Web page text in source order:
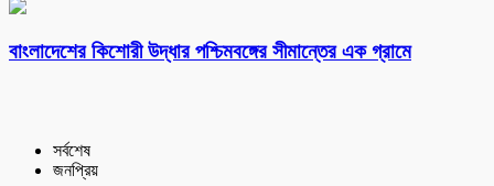
বাংলাদেশের কিশোরী উদ্ধার পশ্চিমবঙ্গের সীমান্তের এক গ্রামে
সর্বশেষ
জনপ্রিয়